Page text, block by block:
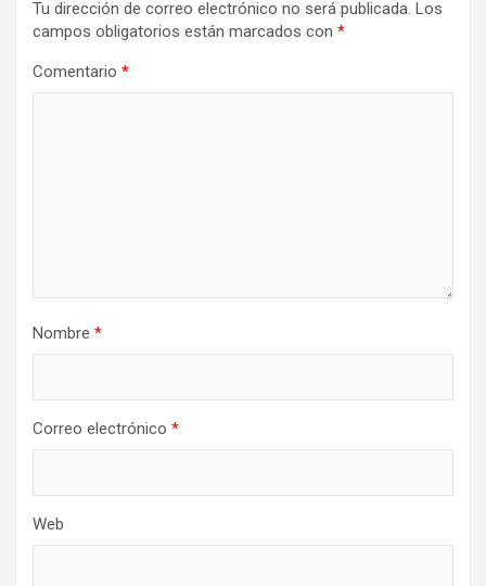
Tu dirección de correo electrónico no será publicada. Los
campos obligatorios están marcados con *
Comentario *
Nombre *
Correo electrónico *
Web